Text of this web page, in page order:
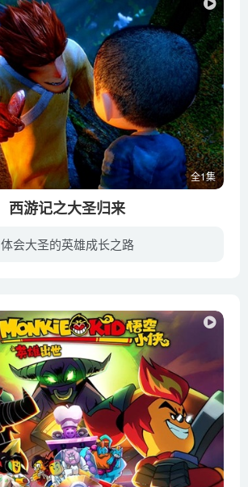
全1集
西游记之大圣归来
体会大圣的英雄成长之路